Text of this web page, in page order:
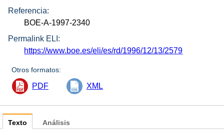
Referencia:
BOE-A-1997-2340
Permalink ELI:
https://www.boe.es/eli/es/rd/1996/12/13/2579
Otros formatos:
PDF XML
Texto Análisis